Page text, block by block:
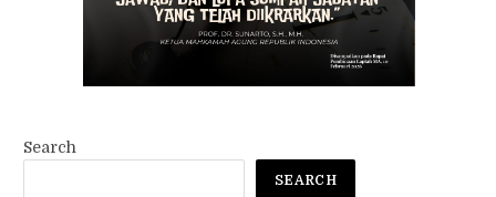
Search
SEARCH